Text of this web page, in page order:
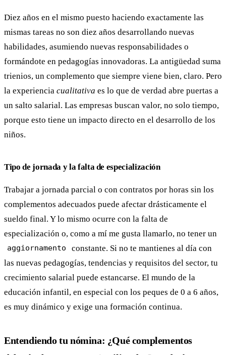
Diez años en el mismo puesto haciendo exactamente las
mismas tareas no son diez años desarrollando nuevas
habilidades, asumiendo nuevas responsabilidades o
formándote en pedagogías innovadoras. La antigüedad suma
trienios, un complemento que siempre viene bien, claro. Pero
la experiencia cualitativa es lo que de verdad abre puertas a
un salto salarial. Las empresas buscan valor, no solo tiempo,
porque esto tiene un impacto directo en el desarrollo de los
niños.
Tipo de jornada y la falta de especialización
Trabajar a jornada parcial o con contratos por horas sin los
complementos adecuados puede afectar drásticamente el
sueldo final. Y lo mismo ocurre con la falta de
especialización o, como a mí me gusta llamarlo, no tener un
aggiornamento
constante. Si no te mantienes al día con
las nuevas pedagogías, tendencias y requisitos del sector, tu
crecimiento salarial puede estancarse. El mundo de la
educación infantil, en especial con los peques de 0 a 6 años,
es muy dinámico y exige una formación continua.
Entendiendo tu nómina: ¿Qué complementos